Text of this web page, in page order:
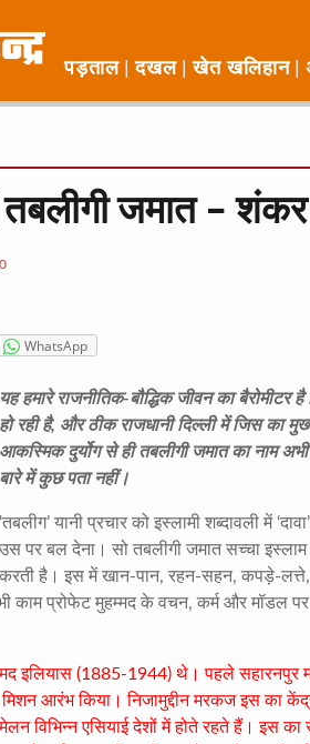
पड़ताल दखल खेत खलिहान
जमात –
WhatsApp
यह हमारे राजनीतिक-बौद्धिक जीवन का
हो रही है, और ठीक राजधानी दिल्ली में जिस का
आकस्मिक दुर्योग से ही तबलीगी जमात का नाम
बारे में कुछ पता नहीं।
‘तबलीग’ यानी प्रचार को इस्लामी शब्दावली में
उस पर बल देना। सो तबलीगी जमात सच्चा
करती है। इस में खान-पान,रहन-सहन,कपड़े-लत्ते
काम प्रोफेट मुहम्मद के वचन, कर्म और मॉडल
इलियास (1885-1944) थे। पहले सहारनपुर
मिशन आरंभ किया। निजामुद्दीन मरकज इस का
विभिन्न एसियाई देशों में होते रहते हैं। इस का